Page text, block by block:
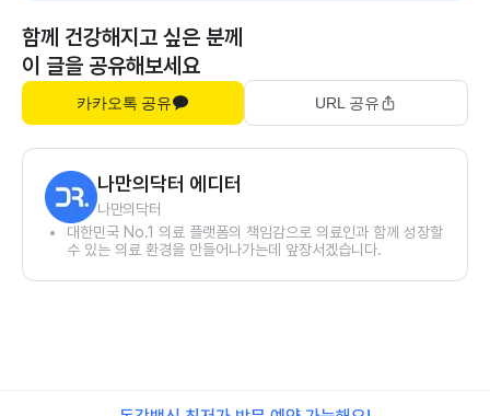
함께 건강해지고 싶은 분께
이 글을 공유해보세요
카카오톡 공유 URL 공유
나만의닥터 에디터
나만의닥터
대한민국 No.1 의료 플랫폼의 책임감으로 의료인과 함께 성장할
수 있는 의료 환경을 만들어나가는데 앞장서겠습니다.